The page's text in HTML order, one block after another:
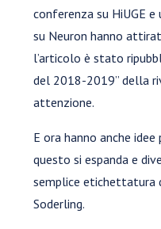
conferenza su HiUGE
su Neuron hanno
l’articolo è stato
del 2018-2019” della
attenzione.
E ora hanno anche
questo si espanda e
semplice etichettatura
Soderling.